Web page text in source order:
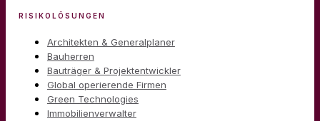
RISIKOLÖSUNGEN
Architekten & Generalplaner
Bauherren
Bauträger & Projektentwickler
Global operierende Firmen
Green Technologies
Immobilienverwalter